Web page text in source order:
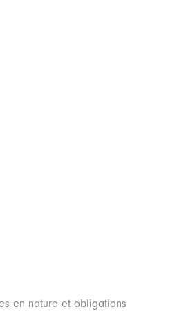
en nature et obligations